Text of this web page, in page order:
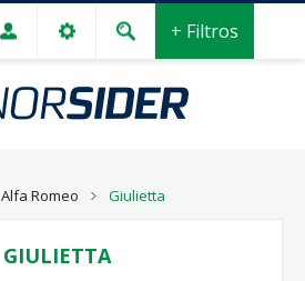
+ Filtros
Alfa Romeo Giulietta
GIULIETTA